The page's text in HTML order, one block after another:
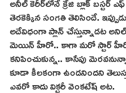
తెర‌కెక్కిన సంగతి తెలిసిందే.
అదేవిధంగా ప్లాన్ చేస్తున్నాడట
మెయిన్ హీరో.. కాగా మరో స్టార్ హీరో
కనిపించుకున్న.. కాసేపు
కూడా కీలకంగా ఉండనిందని
ఎవరో కాదు విక్టరీ వెంకటేష్ అట‌.